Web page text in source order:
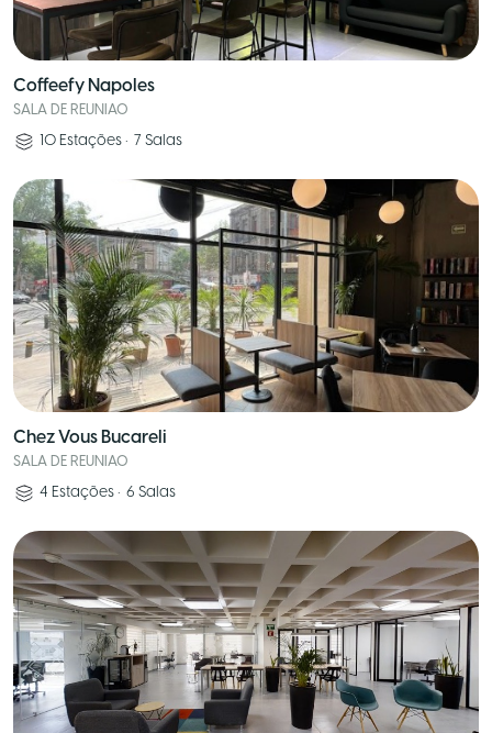
Coffeefy Napoles
SALA DE REUNIAO
10 Estações • 7 Salas
Chez Vous Bucareli
SALA DE REUNIAO
4 Estações • 6 Salas